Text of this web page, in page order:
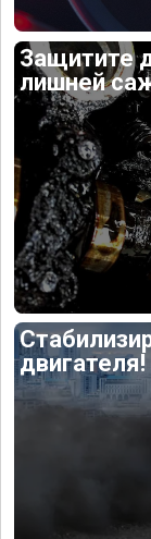
Защитите
лишней
двигателя!